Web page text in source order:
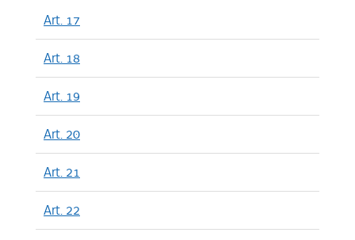
Art. 17
Art. 18
Art. 19
Art. 20
Art. 21
Art. 22